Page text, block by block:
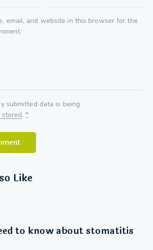
email, and website in this browser for the
submitted data is being
.*
Like
to know about stomatitis